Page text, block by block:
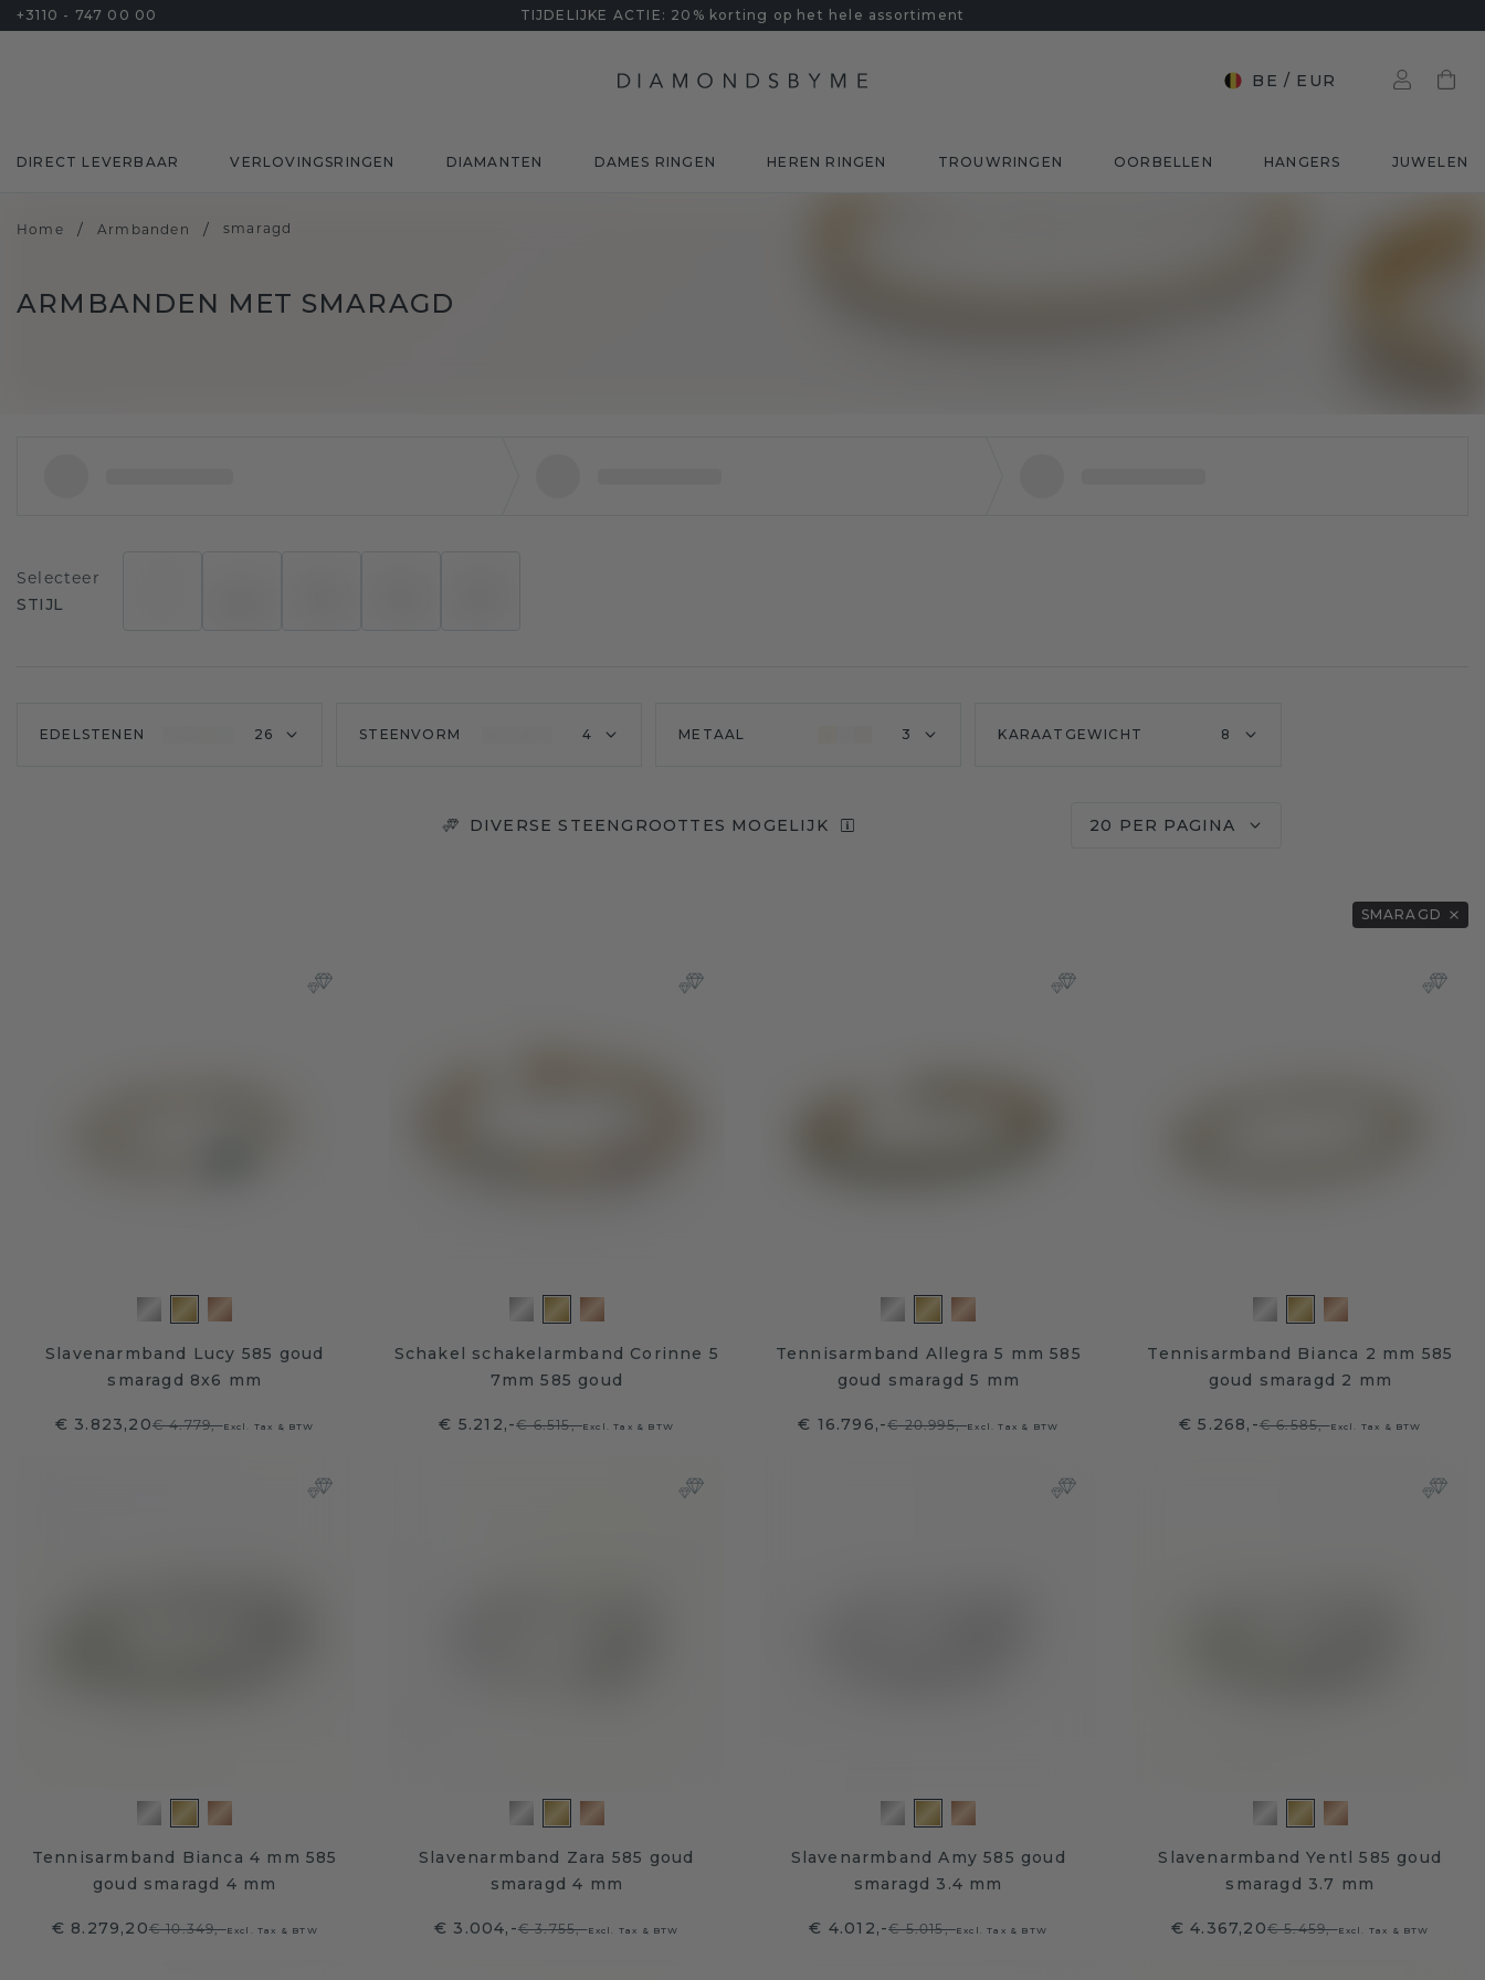
+3110 - 747 00 00 TIJDELIJKE ACTIE: 20% korting op het hele assortiment
BE / EUR
DIRECT LEVERBAAR VERLOVINGSRINGEN DIAMANTEN DAMES RINGEN HEREN RINGEN TROUWRINGEN OORBELLEN HANGERS JUWELEN
Home / Armbanden / smaragd
ARMBANDEN MET SMARAGD
Selecteer
STIJL
EDELSTENEN 26 STEENVORM 4 METAAL 3 KARAATGEWICHT 8
DIVERSE STEENGROOTTES MOGELIJK 20 PER PAGINA
SMARAGD
Slavenarmband Lucy 585 goud
smaragd 8x6 mm
€ 3.823,20€ 4.779,-Excl. Tax & BTW
Schakel schakelarmband Corinne 5
7mm 585 goud
€ 5.212,-€ 6.515,-Excl. Tax & BTW
Tennisarmband Allegra 5 mm 585
goud smaragd 5 mm
€ 16.796,-€ 20.995,-Excl. Tax & BTW
Tennisarmband Bianca 2 mm 585
goud smaragd 2 mm
€ 5.268,-€ 6.585,-Excl. Tax & BTW
Tennisarmband Bianca 4 mm 585
goud smaragd 4 mm
€ 8.279,20€ 10.349,-Excl. Tax & BTW
Slavenarmband Zara 585 goud
smaragd 4 mm
€ 3.004,-€ 3.755,-Excl. Tax & BTW
Slavenarmband Amy 585 goud
smaragd 3.4 mm
€ 4.012,-€ 5.015,-Excl. Tax & BTW
Slavenarmband Yentl 585 goud
smaragd 3.7 mm
€ 4.367,20€ 5.459,-Excl. Tax & BTW